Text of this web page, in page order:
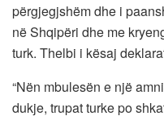
përgjegjshëm dhe i
në Shqipëri dhe me
turk. Thelbi i kësaj
“Nën mbulesën e një
dukje, trupat turke po